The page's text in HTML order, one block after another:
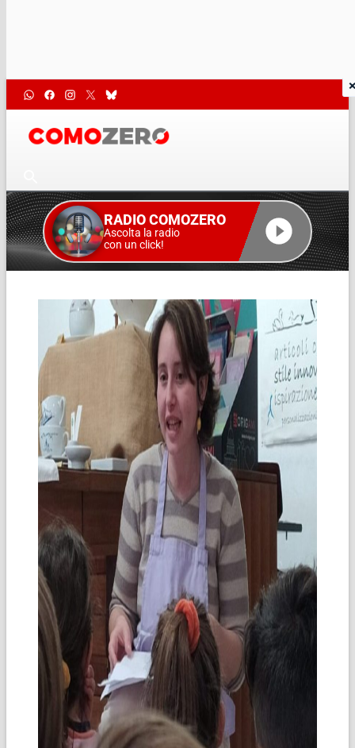
RADIO COMOZERO
Ascolta la radio
con un click!